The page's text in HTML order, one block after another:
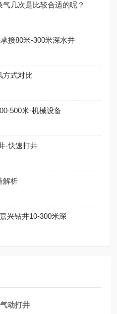
几次是比较合适的呢？
接80米-300米深水井
方式对比
500米-机械设备
-快速打井
解析
兴钻井10-300米深
动打井